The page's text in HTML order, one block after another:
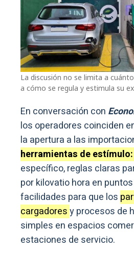
La discusión no se limita a
a cómo se regula y estimula su
En conversación con
los operadores coinciden
la apertura a las
herramientas de estímulo:
específico, reglas claras
por kilovatio hora en
facilidades para que los
cargadoresy procesos de
simples en espacios
estaciones de servicio.